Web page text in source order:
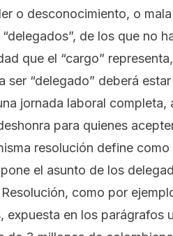
o desconocimiento, o
de los que no
que el “cargo”
ser “delegado” deberá
jornada laboral completa,
para quienes
resolución define
el asunto de los
como por
expuesta en los parágrafos